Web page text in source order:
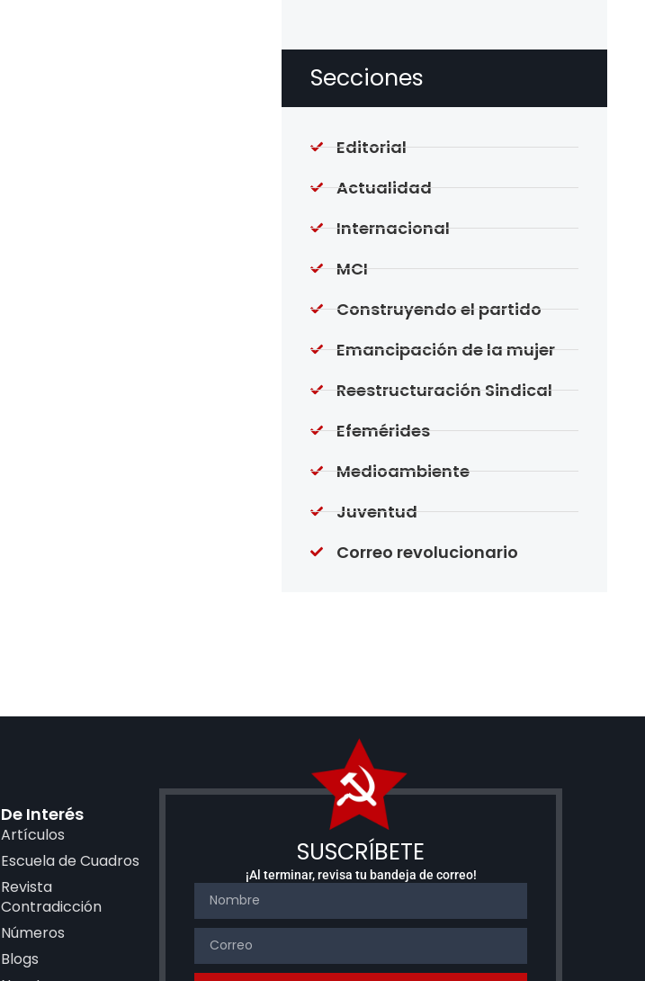
Secciones
Editorial
Actualidad
Internacional
MCI
Construyendo el partido
Emancipación de la mujer
Reestructuración Sindical
Efemérides
Medioambiente
Juventud
Correo revolucionario
De Interés
Artículos
Escuela de Cuadros
Revista
Contradicción
Números
Blogs
SUSCRÍBETE
¡Al terminar, revisa tu bandeja de correo!